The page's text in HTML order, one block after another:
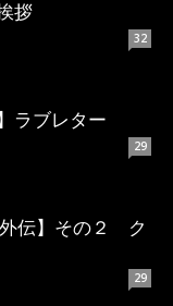
拶
32
ラブレター
29
外伝】その２ ク
29